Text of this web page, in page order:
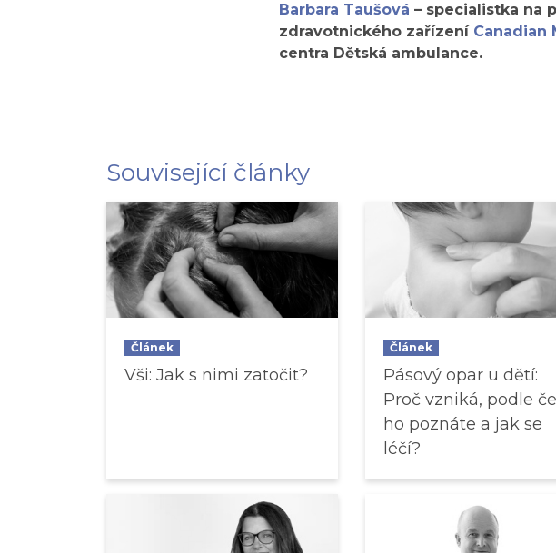
Barbara Taušová – specialistka na
zdravotnického zařízení Canadian
centra Dětská ambulance.
Související články
Článek
Vši: Jak s nimi zatočit?
Článek
Pásový opar u dětí:
Proč vzniká, podle
ho poznáte a jak se
léčí?